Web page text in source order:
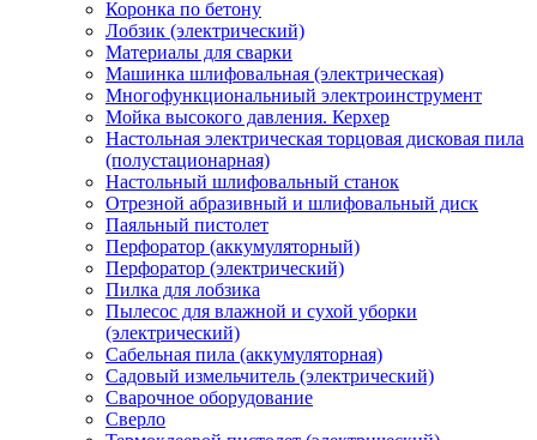
Коронка по бетону
Лобзик (электрический)
Материалы для сварки
Машинка шлифовальная (электрическая)
Многофункциональниый электроинструмент
Мойка высокого давления. Керхер
Настольная электрическая торцовая дисковая пила
(полустационарная)
Настольный шлифовальный станок
Отрезной абразивный и шлифовальный диск
Паяльный пистолет
Перфоратор (аккумуляторный)
Перфоратор (электрический)
Пилка для лобзика
Пылесос для влажной и сухой уборки
(электрический)
Сабельная пила (аккумуляторная)
Садовый измельчитель (электрический)
Сварочное оборудование
Сверло